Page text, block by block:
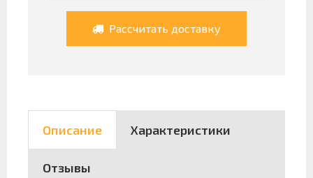
Рассчитать доставку
Описание Характеристики
Отзывы